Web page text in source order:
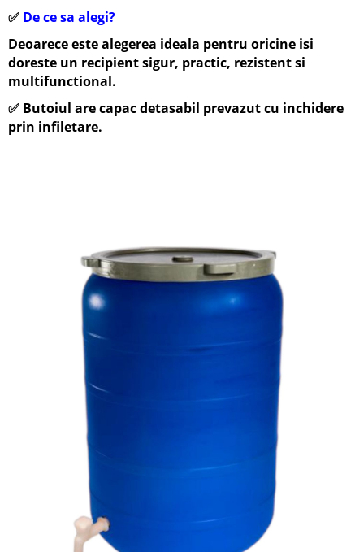
✅ De ce sa alegi?
Deoarece este alegerea ideala pentru oricine isi
doreste un recipient sigur, practic, rezistent si
multifunctional.
✅ Butoiul are capac detasabil prevazut cu inchidere
prin infiletare.